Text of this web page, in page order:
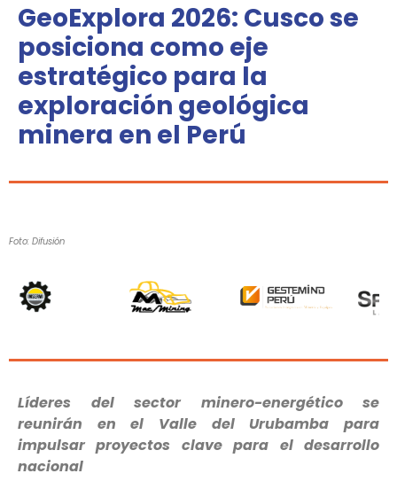
GeoExplora 2026: Cusco se
posiciona como eje
estratégico para la
exploración geológica
minera en el Perú
Foto: Difusión
Líderes del sector minero-energético se
reunirán en el Valle del Urubamba para
impulsar proyectos clave para el desarrollo
nacional